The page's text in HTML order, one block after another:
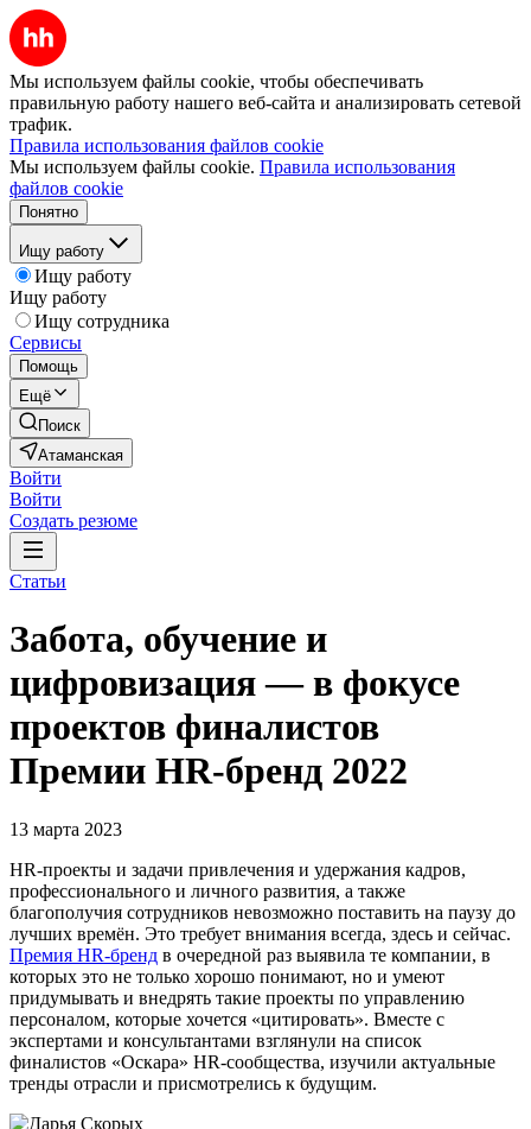
Мы используем файлы cookie, чтобы обеспечивать
правильную работу нашего веб-сайта и анализировать сетевой
трафик.
Правила использования файлов cookie
Мы используем файлы cookie. Правила использования
файлов cookie
Понятно
Ищу работу
Ищу работу
Ищу работу
Ищу сотрудника
Сервисы
Помощь
Ещё
Поиск
Атаманская
Войти
Войти
Создать резюме
Статьи
Забота, обучение и
цифровизация — в фокусе
проектов финалистов
Премии HR-бренд 2022
13 марта 2023
HR-проекты и задачи привлечения и удержания кадров,
профессионального и личного развития, а также
благополучия сотрудников невозможно поставить на паузу до
лучших времён. Это требует внимания всегда, здесь и сейчас.
Премия HR-бренд в очередной раз выявила те компании, в
которых это не только хорошо понимают, но и умеют
придумывать и внедрять такие проекты по управлению
персоналом, которые хочется «цитировать». Вместе с
экспертами и консультантами взглянули на список
финалистов «Оскара» HR-сообщества, изучили актуальные
тренды отрасли и присмотрелись к будущим.